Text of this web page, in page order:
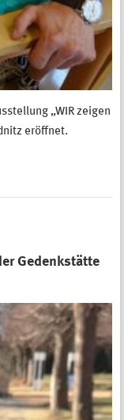
„WIR zeigen
eröffnet.
Gedenkstätte